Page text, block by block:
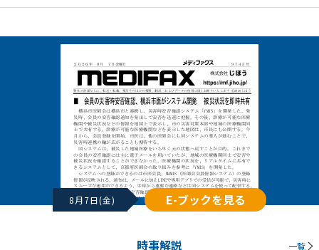
8月7日(金) E-ブックを見る
時事解説 一覧